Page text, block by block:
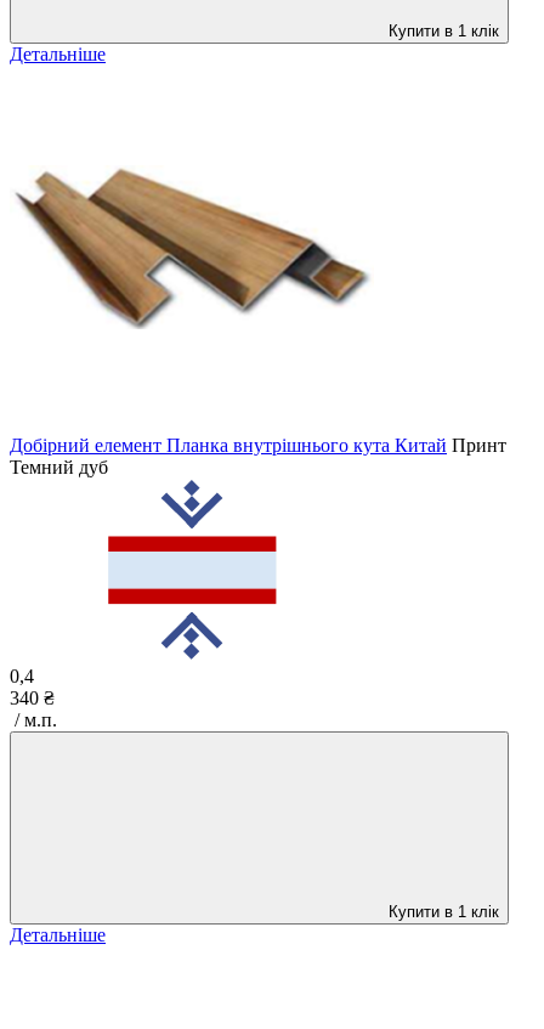
Купити в 1 клік
Детальніше
Добірний елемент Планка внутрішнього кута Китай Принт
Темний дуб
0,4
340 ₴
/ м.п.
Купити в 1 клік
Детальніше